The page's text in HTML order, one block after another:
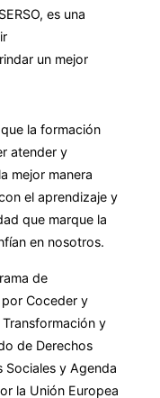
es una
un mejor
la formación
atender y
mejor manera
el aprendizaje y
que marque la
en nosotros.
de
Coceder y
y
de Derechos
Sociales y Agenda
la Unión Europea